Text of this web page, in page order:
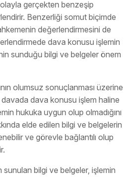
gerçekten benzeşip
Benzerliği somut biçimde
değerlendirmesini de
dava konusu işlemin
sunduğu bilgi ve belgeler önem
olumsuz sonuçlanması üzerine
dava konusu işlem haline
hukuka uygun olup olmadığını
elde edilen bilgi ve belgelerin
ve görevle bağlantılı olup
sunulan bilgi ve belgeler, işlemin